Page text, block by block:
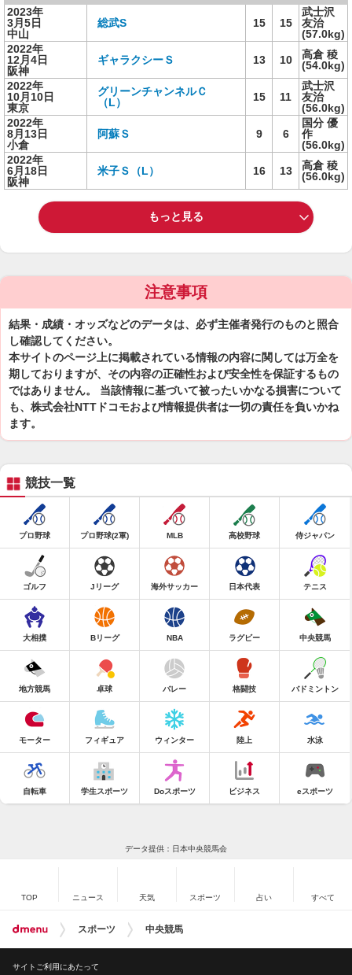
2023年
3月5日
中山
総武S 15 15
武士沢
友治
(57.0kg)
2022年
12月4日
阪神
ギャラクシーＳ 13 10
高倉 稜
(54.0kg)
2022年
10月10日
東京
グリーンチャンネルＣ
（L）
15 11
武士沢
友治
(56.0kg)
2022年
8月13日
小倉
阿蘇Ｓ 9 6
国分 優
作
(56.0kg)
2022年
6月18日
阪神
米子Ｓ（L） 16 13
高倉 稜
(56.0kg)
もっと見る
注意事項
結果・成績・オッズなどのデータは、必ず主催者発行のものと照合
し確認してください。
本サイトのページ上に掲載されている情報の内容に関しては万全を
期しておりますが、その内容の正確性および安全性を保証するもの
ではありません。 当該情報に基づいて被ったいかなる損害について
も、株式会社NTTドコモおよび情報提供者は一切の責任を負いかね
ます。
競技一覧
プロ野球 プロ野球(2軍) MLB 高校野球 侍ジャパン
ゴルフ Jリーグ 海外サッカー 日本代表 テニス
大相撲 Bリーグ NBA ラグビー 中央競馬
地方競馬 卓球 バレー 格闘技 バドミントン
モーター フィギュア ウィンター 陸上 水泳
自転車 学生スポーツ Doスポーツ ビジネス eスポーツ
データ提供：日本中央競馬会
TOP ニュース 天気 スポーツ 占い すべて
スポーツ 中央競馬
サイトご利用にあたって